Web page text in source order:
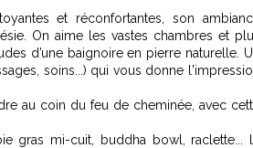
et réconfortantes, son
On aime les vastes chambres et
d’une baignoire en pierre naturelle.
soins...) qui vous donne
au coin du feu de cheminée, avec
gras mi-cuit, buddha bowl, raclette...